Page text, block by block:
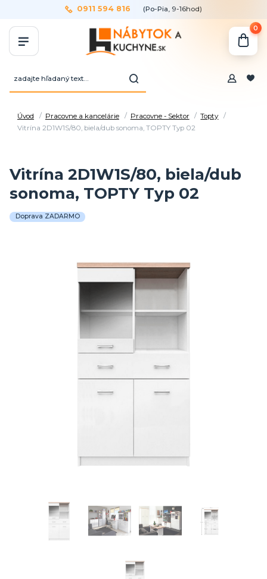
0911 594 816 (Po-Pia, 9-16hod)
0
Úvod Pracovne a kancelárie Pracovne - Sektor
Topty
Vitrína 2D1W1S/80, biela/dub sonoma, TOPTY Typ 02
Vitrína 2D1W1S/80, biela/dub
sonoma, TOPTY Typ 02
Doprava ZADARMO